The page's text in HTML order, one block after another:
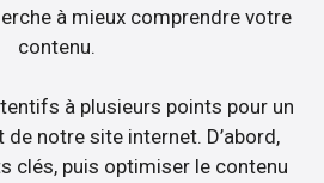
à mieux comprendre votre
contenu.
à plusieurs points pour un
notre site internet. D’abord,
clés, puis optimiser le contenu